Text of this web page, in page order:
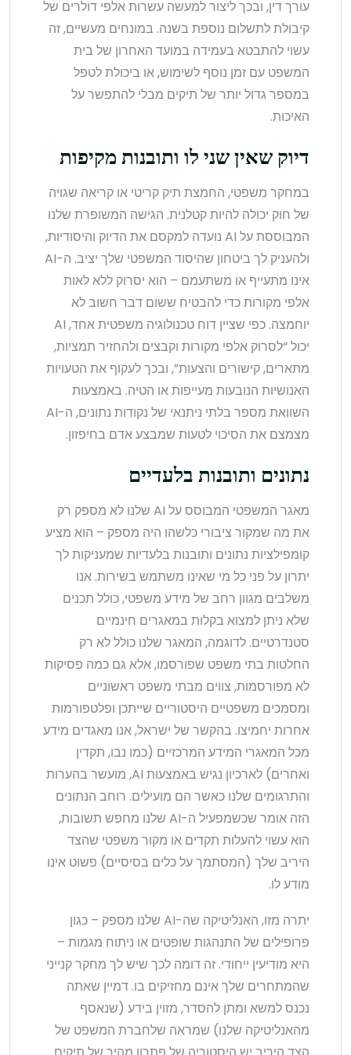
עורך דין, ובכך ליצור למעשה עשרות אלפי דולרים של
קיבולת לתשלום נוספת בשנה. במונחים מעשיים, זה
עשוי להתבטא בעמידה במועד האחרון של בית
המשפט עם זמן נוסף לשימוש, או ביכולת לטפל
במספר גדול יותר של תיקים מבלי להתפשר על
האיכות.
דיוק שאין שני לו ותובנות מקיפות
במחקר משפטי, החמצת תיק קריטי או קריאה שגויה
של חוק יכולה להיות קטלנית. הגישה המשופרת שלנו
המבוססת על AI נועדה למקסם את הדיוק והיסודיות,
ולהעניק לך ביטחון שהיסוד המשפטי שלך יציב. ה-AI
אינו מתעייף או משתעמם – הוא יסרוק ללא לאות
אלפי מקורות כדי להבטיח ששום דבר חשוב לא
יוחמצה. כפי שציין דוח טכנולוגיה משפטית אחד, AI
יכול “לסרוק אלפי מקורות וקבצים ולהחזיר תמציות,
מתארים, קישורים והצעות”, ובכך לעקוף את הטעויות
האנושיות הנובעות מעייפות או הטיה. באמצעות
השוואת מספר בלתי ניתנאי של נקודות נתונים, ה-AI
מצמצם את הסיכוי לטעות שמבצע אדם בחיפזון.
נתונים ותובנות בלעדיים
מאגר המשפטי המבוסס על AI שלנו לא מספק רק
את מה שמקור ציבורי כלשהו היה מספק – הוא מציע
קומפילציות נתונים ותובנות בלעדיות שמעניקות לך
יתרון על פני כל מי שאינו משתמש בשירות. אנו
משלבים מגוון רחב של מידע משפטי, כולל תכנים
שלא ניתן למצוא בקלות במאגרים חינמיים
סטנדרטיים. לדוגמה, המאגר שלנו כולל לא רק
החלטות בתי משפט שפורסמו, אלא גם כמה פסיקות
לא מפורסמות, צווים מבתי משפט ראשוניים
ומסמכים משפטיים היסטוריים שייתכן ופלטפורמות
אחרות יחמיצו. בהקשר של ישראל, אנו מאגדים מידע
מכל המאגרי המידע המרכזיים (כמו נבו, תקדין
ואחרים) לארכיון נגיש באמצעות AI, מועשר בהערות
והתרגומים שלנו כאשר הם מועילים. רוחב הנתונים
הזה אומר שכשמפעיל ה-AI שלנו מחפש תשובות,
הוא עשוי להעלות תקדים או מקור משפטי שהצד
היריב שלך (המסתמך על כלים בסיסיים) פשוט אינו
מודע לו.
יתרה מזו, האנליטיקה שה-AI שלנו מספק – כגון
פרופילים של התנהגות שופטים או ניתוח מגמות –
היא מודיעין ייחודי. זה דומה לכך שיש לך מחקר קנייני
שהמתחרים שלך אינם מחזיקים בו. דמיין שאתה
נכנס למשא ומתן להסדר, מזוין בידע (שנאסף
מהאנליטיקה שלנו) שמראה שלחברת המשפט של